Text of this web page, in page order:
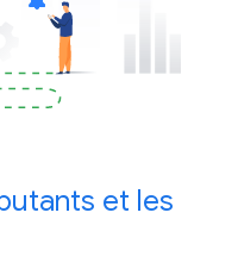
et les